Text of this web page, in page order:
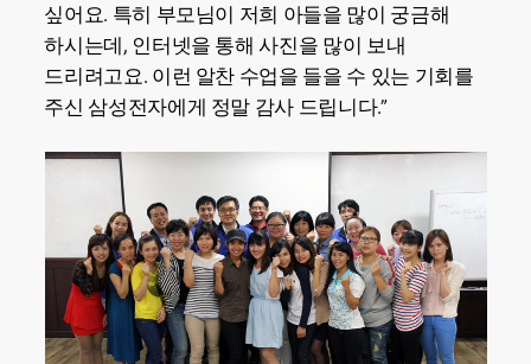
싶어요. 특히 부모님이 저희 아들을 많이 궁금해
하시는데, 인터넷을 통해 사진을 많이 보내
드리려고요. 이런 알찬 수업을 들을 수 있는 기회를
주신 삼성전자에게 정말 감사 드립니다.”